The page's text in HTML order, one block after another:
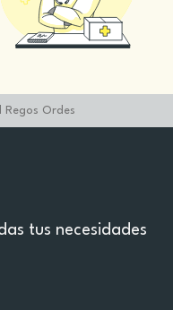
Regos Ordes
tus necesidades